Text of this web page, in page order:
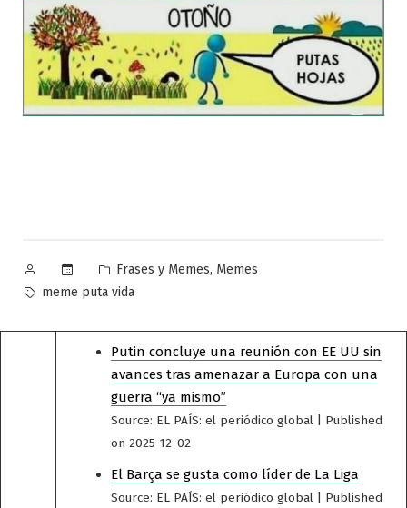
Publicado
por
Publicado
en
Frases y Memes, Memes
Etiquetas:
meme puta vida
Putin concluye una reunión con EE UU sin
avances tras amenazar a Europa con una
guerra “ya mismo”
Source: EL PAÍS: el periódico global
Published
on 2025-12-02
El Barça se gusta como líder de La Liga
Source: EL PAÍS: el periódico global
Published